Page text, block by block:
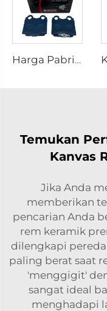
Harga Pabrik Penyedia Spare Part Mobil Depan Keramik untuk Lexus kd 2722
Temukan
Kanvas
Jika Anda
memberikan
pencarian Anda
rem keramik
dilengkapi
paling berat saat
'menggigit'
sangat ideal
menghadapi